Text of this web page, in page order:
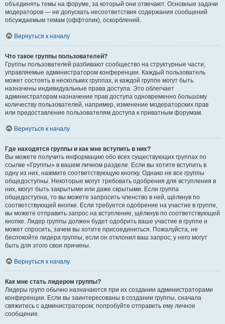
объединять темы на форуме, за который они отвечают. Основные задачи
модераторов — не допускать несоответствия содержания сообщений
обсуждаемым темам (оффтопик), оскорблений.
Вернуться к началу
Что такое группы пользователей?
Группы пользователей разбивают сообщество на структурные части,
управляемые администратором конференции. Каждый пользователь
может состоять в нескольких группах, и каждой группе могут быть
назначены индивидуальные права доступа. Это облегчает
администраторам назначение прав доступа одновременно большому
количеству пользователей, например, изменение модераторских прав
или предоставление пользователям доступа к приватным форумам.
Вернуться к началу
Где находятся группы и как мне вступить в них?
Вы можете получить информацию обо всех существующих группах по
ссылке «Группы» в вашем личном разделе. Если вы хотите вступить в
одну из них, нажмите соответствующую кнопку. Однако не все группы
общедоступны. Некоторые могут требовать одобрения для вступления в
них, могут быть закрытыми или даже скрытыми. Если группа
общедоступна, то вы можете запросить членство в ней, щёлкнув по
соответствующей кнопке. Если требуется одобрение на участие в группе,
вы можете отправить запрос на вступление, щёлкнув по соответствующей
кнопке. Лидер группы должен будет одобрить ваше участие в группе и
может спросить, зачем вы хотите присоединиться. Пожалуйста, не
беспокойте лидера группы, если он отклонил ваш запрос; у него могут
быть для этого свои причины.
Вернуться к началу
Как мне стать лидером группы?
Лидеры групп обычно назначаются при их создании администраторами
конференции. Если вы заинтересованы в создании группы, сначала
свяжитесь с администратором; попробуйте отправить ему личное
сообщение.